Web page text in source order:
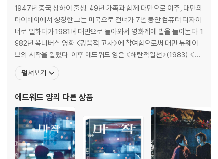
1947년 중국 상하이 출생. 49년 가족과 함께 대만으로 이주, 대만의
타이베이에서 성장한 그는 미국으로 건너가 7년 동안 컴퓨터 디자이
너로 일하다가 1981녀 대만으로 돌아와서 영화계에 발을 들여논다. 1
982년 옴니버스 영화 <광음적 고사>에 참여함으로써 대만 뉴웨이
브의 시작을 알렸다. 이후 에드워드 양은 <해탄적일천>(1983) <타
이베이 스토리>(1985) <공포분자>(1986) <고령가 소년살인사건
>(1991) <독립시대>(1994) <마종>(1996) <하나 그리고 둘>(2
영화제 등을 휩쓴 그의
펼쳐보기
에드워드 양의 다른 상품